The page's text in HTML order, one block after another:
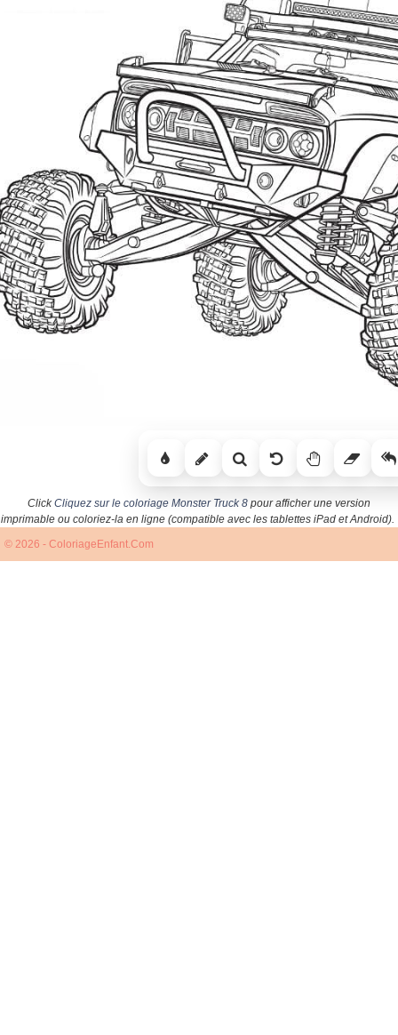
ClickCliquez sur le coloriage Monster Truck 8 pour afficher une version
imprimable ou coloriez-la en ligne (compatible avec les tablettes iPad et Android).
© 2026 - ColoriageEnfant.Com